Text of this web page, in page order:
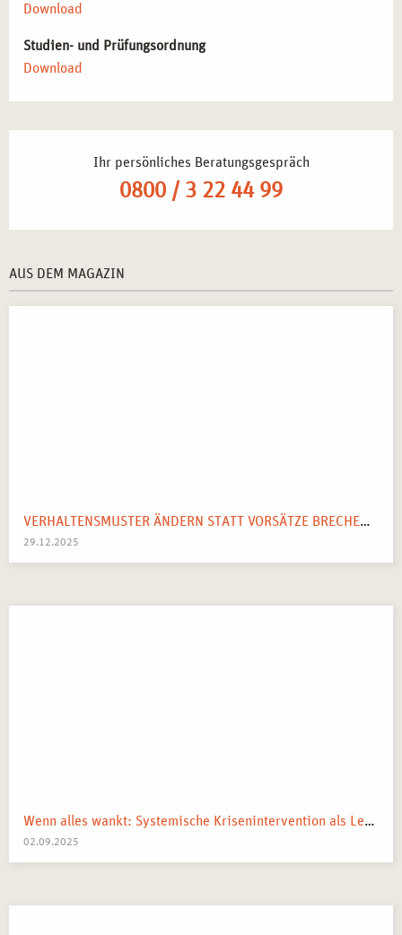
Download
Studien- und Prüfungsordnung
Download
Ihr persönliches Beratungsgespräch
0800 / 3 22 44 99
AUS DEM MAGAZIN
VERHALTENSMUSTER ÄNDERN STATT VORSÄTZE BRECHEN: IHR SYSTEMISCHER WEGWEISER FÜR 2026
29.12.2025
Wenn alles wankt: Systemische Krisenintervention als Lebenskompass
02.09.2025